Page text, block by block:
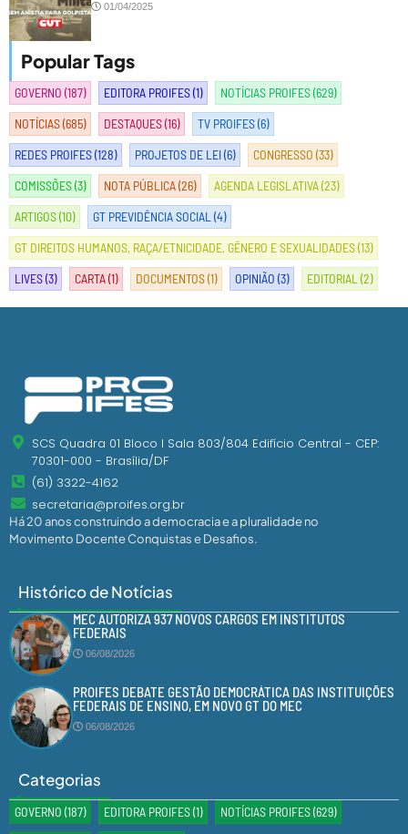
01/04/2025
Popular Tags
GOVERNO (187) EDITORA PROIFES(1) NOTÍCIAS PROIFES(629)
NOTÍCIAS(685) DESTAQUES(16) TV PROIFES(6)
REDES PROIFES(128) PROJETOS DE LEI(6) CONGRESSO (33)
COMISSÕES(3) NOTA PÚBLICA(26) AGENDA LEGISLATIVA(23)
ARTIGOS(10) GT PREVIDÊNCIA SOCIAL(4)
GT DIREITOS HUMANOS, RAÇA/ETNICIDADE, GÊNERO E SEXUALIDADES(13)
LIVES(3) CARTA(1) DOCUMENTOS(1) OPINIÃO (3) EDITORIAL(2)
SCS Quadra 01 Bloco I Sala 803/804 Edifício Central - CEP:
70301-000 - Brasília/DF
(61) 3322-4162
secretaria@proifes.org.br
Há 20 anos construindo a democracia e a pluralidade no
Movimento Docente Conquistas e Desafios.
Histórico de Notícias
MEC AUTORIZA 937 NOVOS CARGOS EM INSTITUTOS
FEDERAIS
06/08/2026
PROIFES DEBATE GESTÃO DEMOCRÁTICA DAS INSTITUIÇÕES
FEDERAIS DE ENSINO, EM NOVO GT DO MEC
06/08/2026
Categorias
GOVERNO (187) EDITORA PROIFES(1) NOTÍCIAS PROIFES(629)